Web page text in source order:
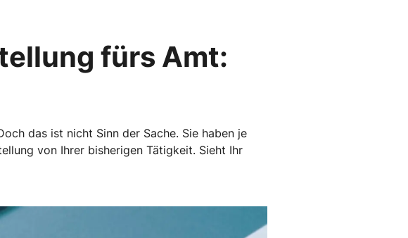
fürs Amt:
das ist nicht Sinn der Sache. Sie haben je
von Ihrer bisherigen Tätigkeit. Sieht Ihr